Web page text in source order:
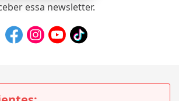
essa newsletter.